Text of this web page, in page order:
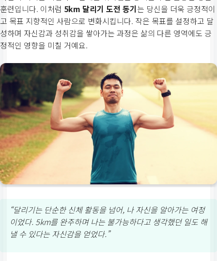
훈련입니다. 이처럼 5km 달리기 도전 동기는 당신을 더욱 긍정적이
고 목표 지향적인 사람으로 변화시킵니다. 작은 목표를 설정하고 달
성하며 자신감과 성취감을 쌓아가는 과정은 삶의 다른 영역에도 긍
정적인 영향을 미칠 거예요.
“달리기는 단순한 신체 활동을 넘어, 나 자신을 알아가는 여정
이었다. 5km를 완주하며 나는 불가능하다고 생각했던 일도 해
낼 수 있다는 자신감을 얻었다.”